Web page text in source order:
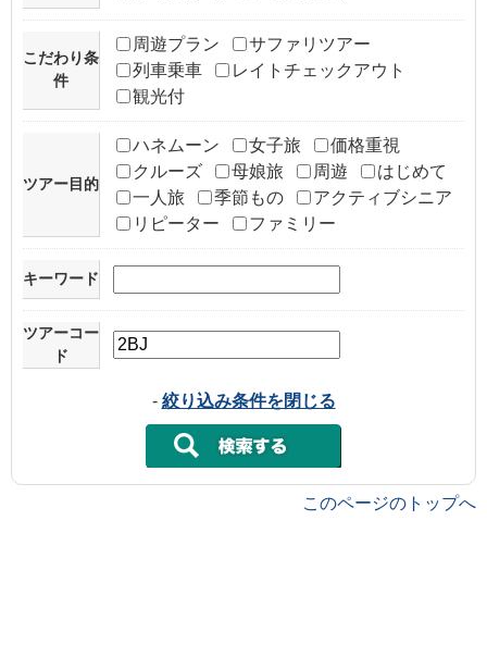
こだわり条
件
周遊プラン
サファリツアー
列車乗車
レイトチェックアウト
観光付
ツアー目的
ハネムーン 女子旅
価格重視
クルーズ
母娘旅 周遊
はじめて
一人旅
季節もの
アクティブシニア
リピーター
ファミリー
キーワード
ツアーコー
ド
- 絞り込み条件を閉じる
このページのトップへ